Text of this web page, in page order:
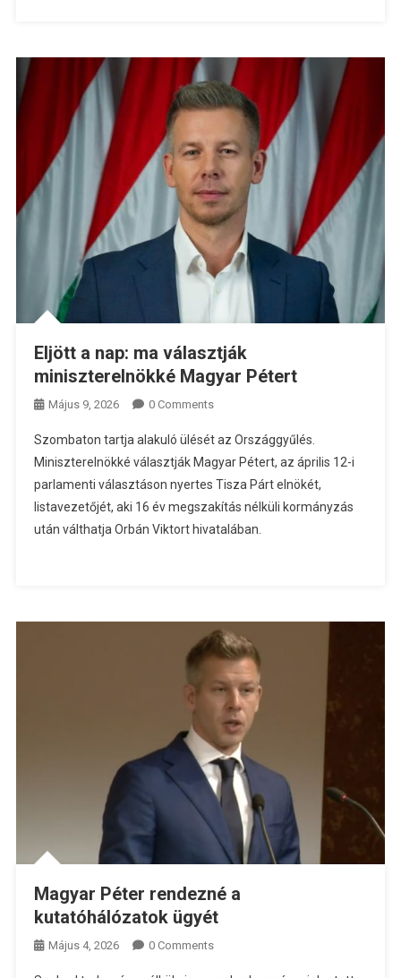
Eljött a nap: ma választják
miniszterelnökké Magyar Pétert
Május 9, 2026 0 Comments
Szombaton tartja alakuló ülését az Országgyűlés.
Miniszterelnökké választják Magyar Pétert, az április 12-i
parlamenti választáson nyertes Tisza Párt elnökét,
listavezetőjét, aki 16 év megszakítás nélküli kormányzás
után válthatja Orbán Viktort hivatalában.
Magyar Péter rendezné a
kutatóhálózatok ügyét
Május 4, 2026 0 Comments